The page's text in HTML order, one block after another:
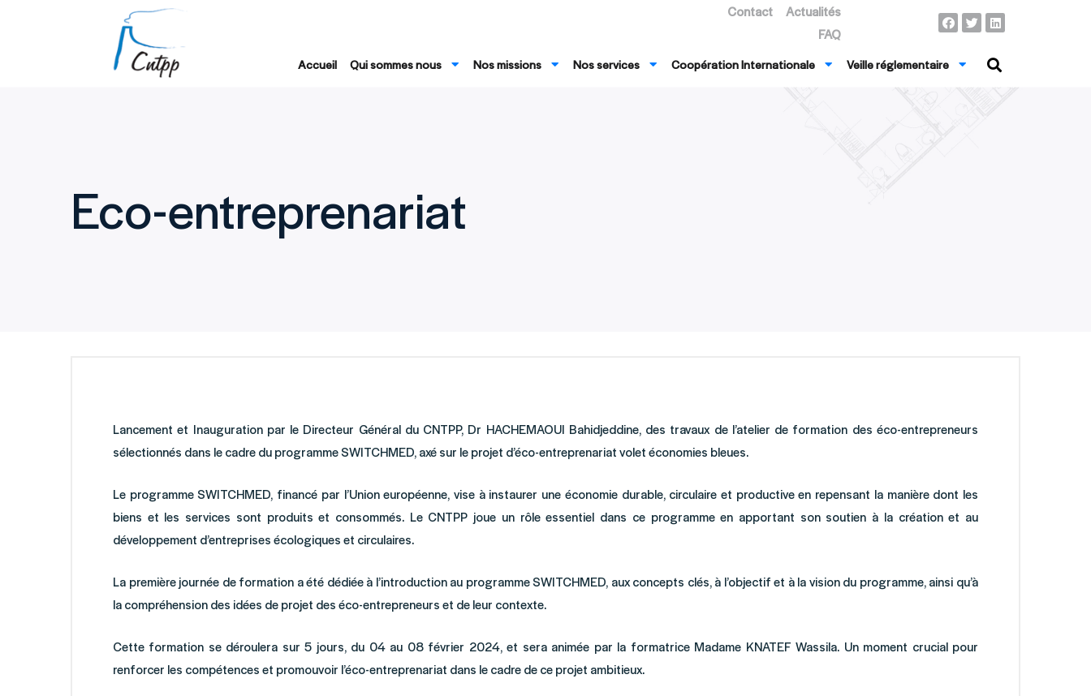
Contact
Actualités
FAQ
Accueil Qui sommes nous Nos missions Nos services Coopération Internationale Veille réglementaire
Eco-entreprenariat
Lancement et Inauguration par le Directeur Général du CNTPP, Dr HACHEMAOUI Bahidjeddine, des travaux de l’atelier de formation des éco-entrepreneurs
sélectionnés dans le cadre du programme SWITCHMED, axé sur le projet d’éco-entreprenariat volet économies bleues.
Le programme SWITCHMED, financé par l’Union européenne, vise à instaurer une économie durable, circulaire et productive en repensant la manière dont les
biens et les services sont produits et consommés. Le CNTPP joue un rôle essentiel dans ce programme en apportant son soutien à la création et au
développement d’entreprises écologiques et circulaires.
La première journée de formation a été dédiée à l’introduction au programme SWITCHMED, aux concepts clés, à l’objectif et à la vision du programme, ainsi qu’à
la compréhension des idées de projet des éco-entrepreneurs et de leur contexte.
Cette formation se déroulera sur 5 jours, du 04 au 08 février 2024, et sera animée par la formatrice Madame KNATEF Wassila. Un moment crucial pour
renforcer les compétences et promouvoir l’éco-entreprenariat dans le cadre de ce projet ambitieux.